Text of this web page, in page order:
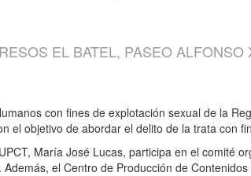
EL BATEL, PASEO ALFONSO
con fines de explotación sexual de la
el objetivo de abordar el delito de la trata con
María José Lucas, participa en el comité
el Centro de Producción de